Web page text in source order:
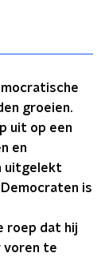
groeien.
uit op een
en
uitgelekt
is
roep dat hij
voren te